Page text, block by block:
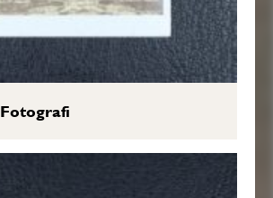
Fotografi